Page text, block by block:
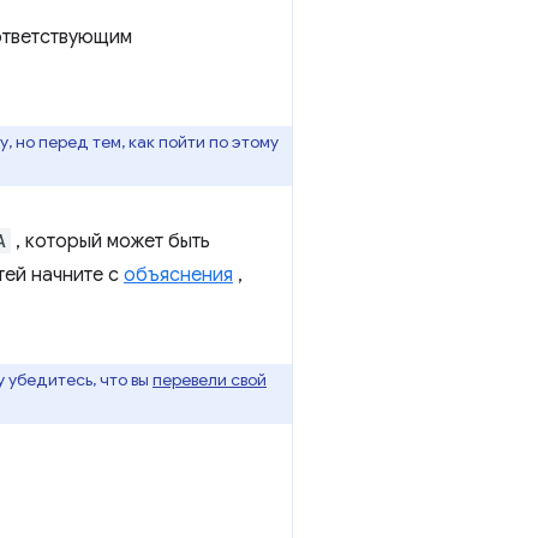
но перед тем, как пойти по этому
, который может быть
начните с объяснения ,
убедитесь, что вы перевели свой